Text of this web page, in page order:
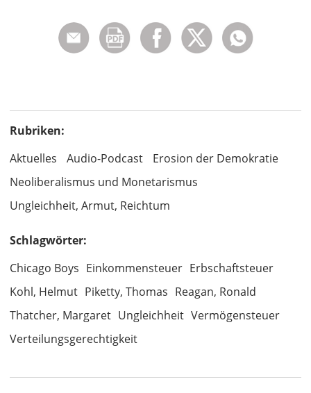
Rubriken:
Aktuelles
Audio-Podcast
Erosion der Demokratie
Neoliberalismus und Monetarismus
Ungleichheit, Armut, Reichtum
Schlagwörter:
Chicago Boys Einkommensteuer Erbschaftsteuer
Kohl, Helmut Piketty, Thomas Reagan, Ronald
Thatcher, Margaret Ungleichheit Vermögensteuer
Verteilungsgerechtigkeit